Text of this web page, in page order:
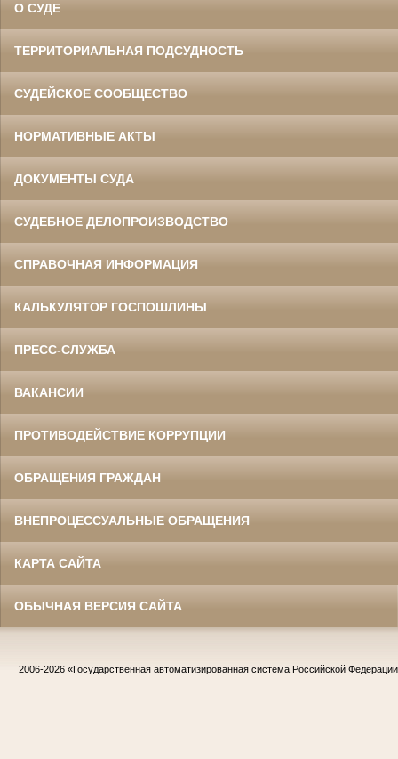
О СУДЕ
ТЕРРИТОРИАЛЬНАЯ ПОДСУДНОСТЬ
СУДЕЙСКОЕ СООБЩЕСТВО
НОРМАТИВНЫЕ АКТЫ
ДОКУМЕНТЫ СУДА
СУДЕБНОЕ ДЕЛОПРОИЗВОДСТВО
СПРАВОЧНАЯ ИНФОРМАЦИЯ
КАЛЬКУЛЯТОР ГОСПОШЛИНЫ
ПРЕСС-СЛУЖБА
ВАКАНСИИ
ПРОТИВОДЕЙСТВИЕ КОРРУПЦИИ
ОБРАЩЕНИЯ ГРАЖДАН
ВНЕПРОЦЕССУАЛЬНЫЕ ОБРАЩЕНИЯ
КАРТА САЙТА
ОБЫЧНАЯ ВЕРСИЯ САЙТА
2006-2026 «Государственная автоматизированная система Российской